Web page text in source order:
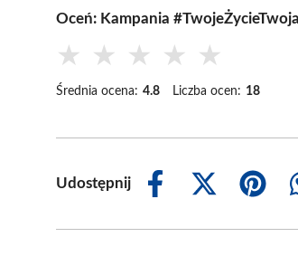
Oceń: Kampania
★ ★ ★ ★ ★
Średnia ocena: 4.8 Liczba ocen: 18
Udostępnij
Share
Share
(Twitter)
Share